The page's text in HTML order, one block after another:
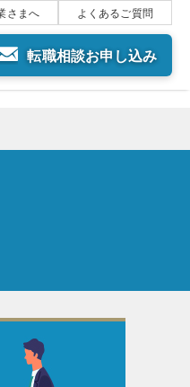
さまへ よくあるご質問
転職相談お申し込み